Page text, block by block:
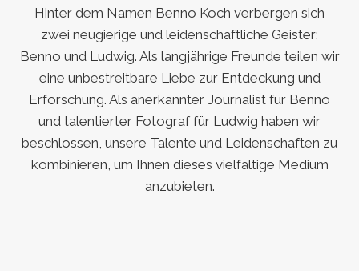
Hinter dem Namen Benno Koch verbergen sich
zwei neugierige und leidenschaftliche Geister:
Benno und Ludwig. Als langjährige Freunde teilen wir
eine unbestreitbare Liebe zur Entdeckung und
Erforschung. Als anerkannter Journalist für Benno
und talentierter Fotograf für Ludwig haben wir
beschlossen, unsere Talente und Leidenschaften zu
kombinieren, um Ihnen dieses vielfältige Medium
anzubieten.